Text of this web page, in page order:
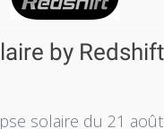
by
solaire du 21